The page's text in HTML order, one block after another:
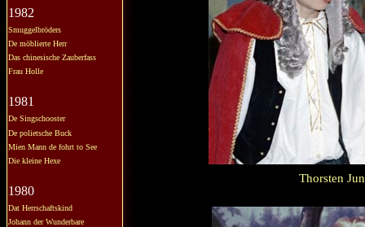
1982
Smuggelbröders
De möblierte Herr
Das chinesische Zauberfass
Frau Holle
1981
De Singschooster
De polietsche Buck
Mien Mann de fohrt to See
Die kleine Hexe
1980
Dat Herrschaftskind
Johann der Wunderbare
Thorsten